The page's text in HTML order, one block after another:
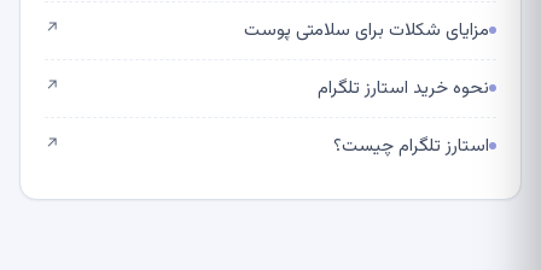
مزایای شکلات برای سلامتی پوست ↗
نحوه خرید استارز تلگرام ↗
استارز تلگرام چیست؟ ↗